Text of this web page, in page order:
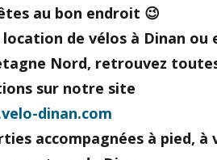
les émissions de gaz à
par nos propres trajets
groupes… Plusieurs sites
et des moyens de
au bon endroit 😉
de vélos à Dinan ou
Nord, retrouvez
sur notre site
dinan.com
accompagnées à pied, à